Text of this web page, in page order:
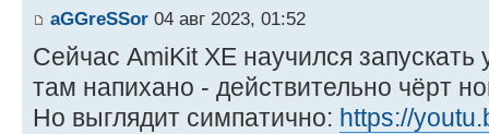
aGGreSSor 04 авг 2023, 01:52
Сейчас AmiKit XE научился запускать
там напихано - действительно чёрт
Но выглядит симпатично: https://